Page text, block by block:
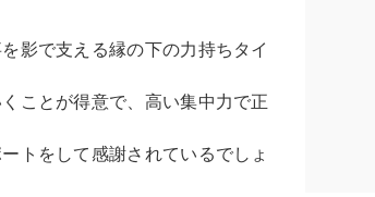
影で支える縁の下の力持ちタイ
ことが得意で、高い集中力で正
トをして感謝されているでしょ